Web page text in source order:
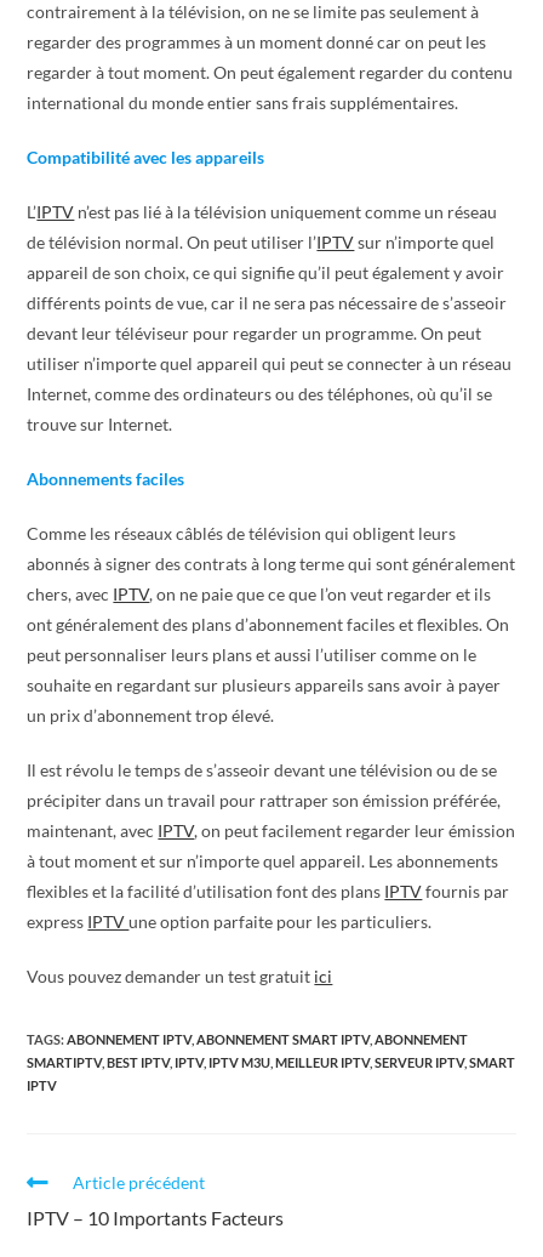
contrairement à la télévision, on ne se limite pas seulement à
regarder des programmes à un moment donné car on peut les
regarder à tout moment. On peut également regarder du contenu
international du monde entier sans frais supplémentaires.
Compatibilité avec les appareils
L’IPTV n’est pas lié à la télévision uniquement comme un réseau
de télévision normal. On peut utiliser l’IPTVsur n’importe quel
appareil de son choix, ce qui signifie qu’il peut également y avoir
différents points de vue, car il ne sera pas nécessaire de s’asseoir
devant leur téléviseur pour regarder un programme. On peut
utiliser n’importe quel appareil qui peut se connecter à un réseau
Internet, comme des ordinateurs ou des téléphones, où qu’il se
trouve sur Internet.
Abonnements faciles
Comme les réseaux câblés de télévision qui obligent leurs
abonnés à signer des contrats à long terme qui sont généralement
chers, avec IPTV, on ne paie que ce que l’on veut regarder et ils
ont généralement des plans d’abonnement faciles et flexibles. On
peut personnaliser leurs plans et aussi l’utiliser comme on le
souhaite en regardant sur plusieurs appareils sans avoir à payer
un prix d’abonnement trop élevé.
Il est révolu le temps de s’asseoir devant une télévision ou de se
précipiter dans un travail pour rattraper son émission préférée,
maintenant, avec IPTV, on peut facilement regarder leur émission
à tout moment et sur n’importe quel appareil. Les abonnements
flexibles et la facilité d’utilisation font des plans IPTVfournis par
express IPTVune option parfaite pour les particuliers.
Vous pouvez demander un test gratuit ici
TAGS:ABONNEMENT IPTV, ABONNEMENT SMART IPTV, ABONNEMENT
SMARTIPTV, BEST IPTV, IPTV, IPTV M3U MEILLEUR IPTV, SERVEUR IPTV, SMART
IPTV
Article précédent
IPTV – 10 Importants Facteurs